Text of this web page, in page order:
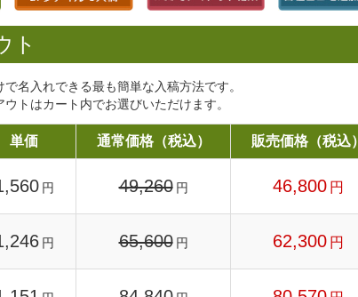
ト
名入れできる最も簡単な入稿方法です。
トはカート内でお選びいただけます。
単価 通常価格（税込） 販売価格（税込）
円 49,260 円 46,800 円
円 65,600 円 62,300 円